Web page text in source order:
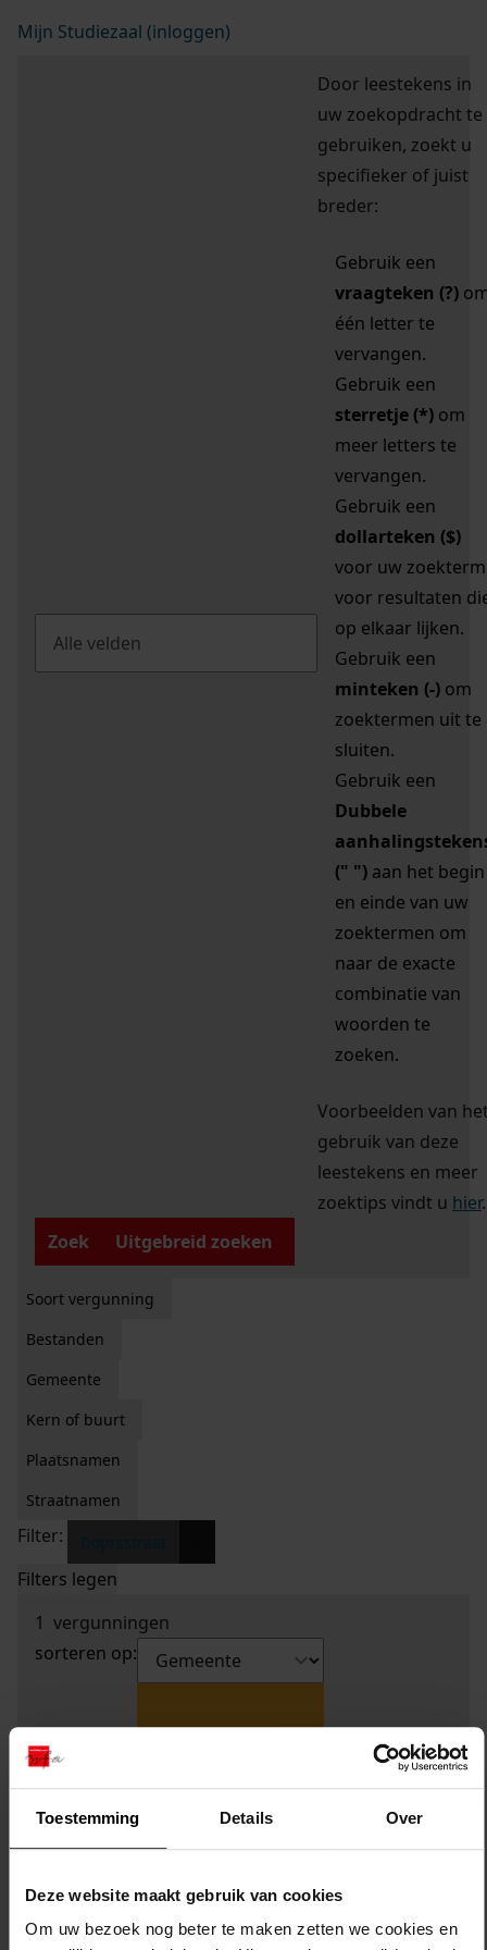
Toestemming Details Over
Deze website maakt gebruik van cookies
Om uw bezoek nog beter te maken zetten we cookies en
Mijn Studiezaal (inloggen)
Door leestekens in
uw zoekopdracht te
gebruiken, zoekt u
specifieker of juist
breder:
Gebruik een
vraagteken (?)
één letter te
vervangen.
Gebruik een
sterretje (*) om
meer letters te
vervangen.
Gebruik een
dollarteken ($)
voor uw zoekterm
voor resultaten
op elkaar lijken.
Gebruik een
minteken (-) om
zoektermen uit te
sluiten.
Gebruik een
Dubbele
(" ") aan het begin
en einde van uw
zoektermen om
naar de exacte
combinatie van
woorden te
zoeken.
Voorbeelden van
gebruik van deze
leestekens en meer
zoektips vindt u hier.
Zoek
Uitgebreid zoeken
Soort vergunning
Bestanden
Gemeente
Kern of buurt
Plaatsnamen
Straatnamen
Filter:
Filters legen
1 vergunningen
sorteren op: